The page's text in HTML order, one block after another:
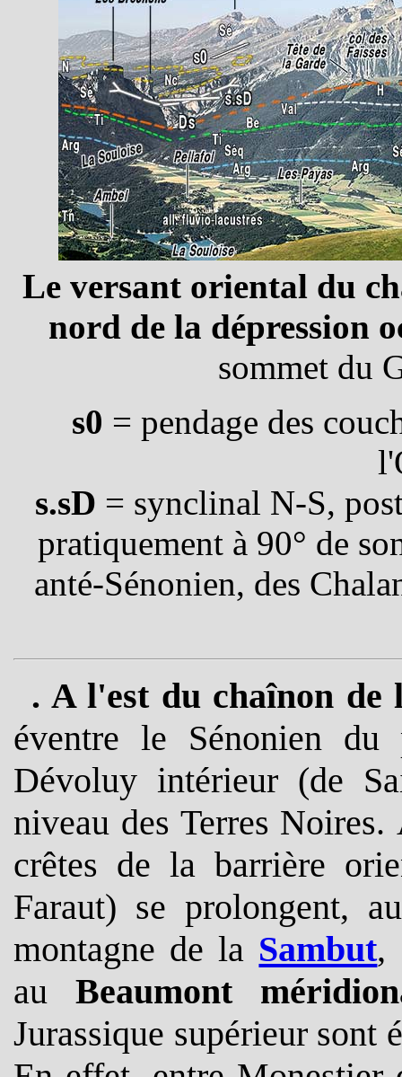
Le versant oriental du
nord de la dépression
sommet du
s0 = pendage des
s.sD = synclinal N-S,
pratiquement à 90° de
anté-Sénonien, des
. A l'est du chaînon de
éventre le Sénonien
Dévoluy intérieur (de
niveau des Terres Noires.
crêtes de la barrière
Faraut) se prolongent,
montagne de la Sambut,
auBeaumont
Jurassique supérieur sont